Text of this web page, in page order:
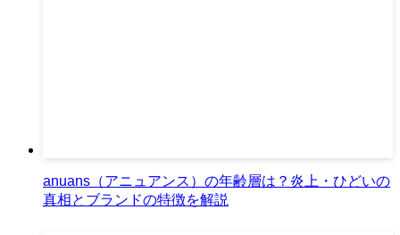
anuans（アニュアンス）の年齢層は？炎上・ひどいの
真相とブランドの特徴を解説